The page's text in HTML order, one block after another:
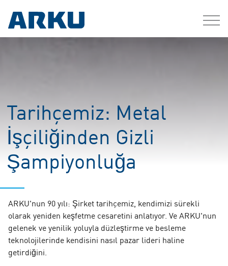
Tarihçemiz: Metal
İşçiliğinden Gizli
Şampiyonluğa
ARKU'nun 90 yılı: Şirket tarihçemiz, kendimizi sürekli
olarak yeniden keşfetme cesaretini anlatıyor. Ve ARKU'nun
gelenek ve yenilik yoluyla düzleştirme ve besleme
teknolojilerinde kendisini nasıl pazar lideri haline
getirdiğini.